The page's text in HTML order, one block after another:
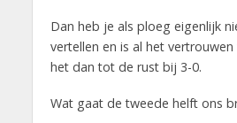
Dan heb je als ploeg eigenlijk
vertellen en is al het
het dan tot de rust bij 3-0.
Wat gaat de tweede helft ons